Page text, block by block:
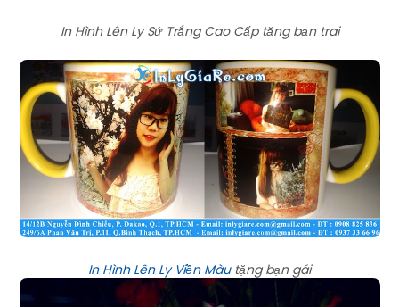
In Hình Lên Ly Sứ Trắng Cao Cấp tặng bạn trai
In Hình Lên Ly Viền Màutặng bạn gái